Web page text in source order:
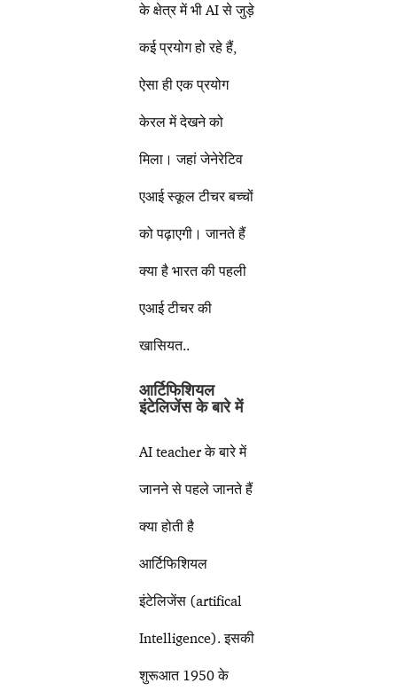
के क्षेत्र में भी AI से जुड़े
कई प्रयोग हो रहे हैं,
ऐसा ही एक प्रयोग
केरल में देखने को
मिला। जहां जेनेरेटिव
एआई स्कूल टीचर बच्चों
को पढ़ाएगी। जानते हैं
क्या है भारत की पहली
एआई टीचर की
खासियत..
आर्टिफिशियल
इंटेलिजेंस के बारे में
AI teacher के बारे में
जानने से पहले जानते हैं
क्या होती है
आर्टिफिशियल
इंटेलिजेंस (artifical
Intelligence). इसकी
शुरूआत 1950 के